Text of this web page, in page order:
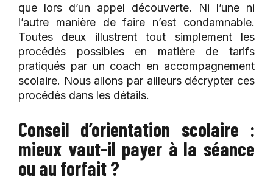
que lors d’un appel découverte. Ni l’une ni
l’autre manière de faire n’est condamnable.
Toutes deux illustrent tout simplement les
procédés possibles en matière de tarifs
pratiqués par un coach en accompagnement
scolaire. Nous allons par ailleurs décrypter ces
procédés dans les détails.
Conseil d’orientation scolaire :
mieux vaut-il payer à la séance
ou au forfait ?